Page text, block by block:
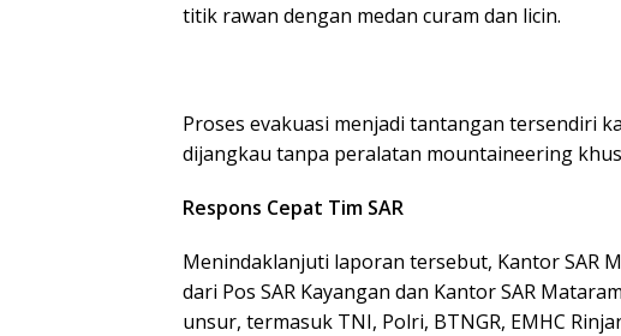
titik rawan dengan medan curam dan licin.
Proses evakuasi menjadi tantangan tersendiri
dijangkau tanpa peralatan mountaineering
Respons Cepat Tim SAR
Menindaklanjuti laporan tersebut, Kantor SAR
dari Pos SAR Kayangan dan Kantor SAR
unsur, termasuk TNI, Polri, BTNGR, EMHC